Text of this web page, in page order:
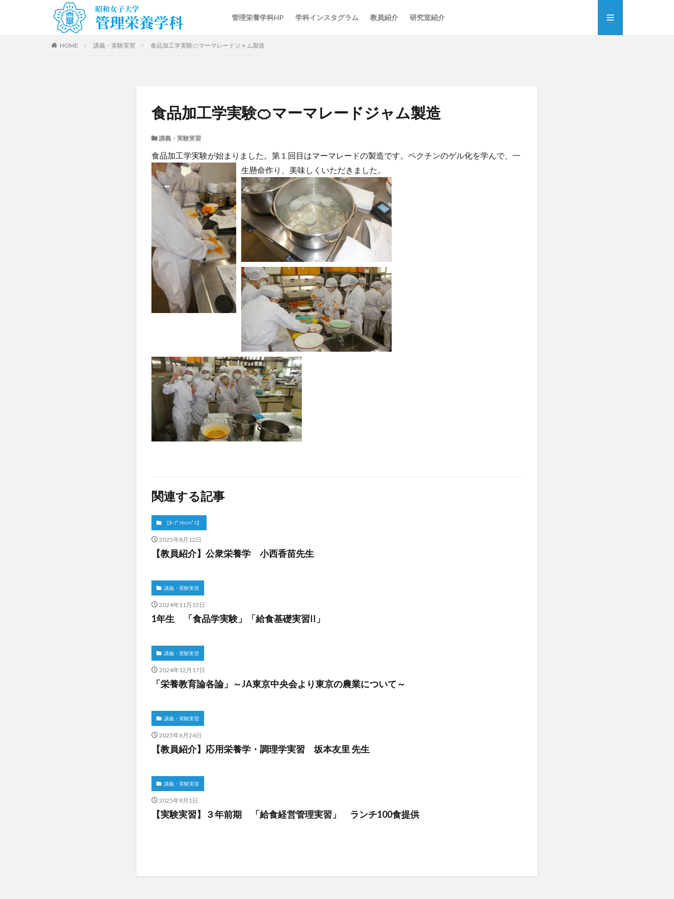
管理栄養学科HP 学科インスタグラム 教員紹介 研究室紹介
HOME 講義・実験実習 食品加工学実験🍊マーマレードジャム製造
食品加工学実験🍊マーマレードジャム製造
講義・実験実習
食品加工学実験が始まりました。第１回目はマーマレードの製造です。ペクチンのゲル化を学んで、一
生懸命作り、美味しくいただきました。
関連する記事
【ｵｰﾌﾟﾝｷｬﾝﾊﾟｽ】
2025年8月12日
【教員紹介】公衆栄養学 小西香苗先生
講義・実験実習
2024年11月15日
1年生 「食品学実験」「給食基礎実習II」
講義・実験実習
2024年12月17日
「栄養教育論各論」～JA東京中央会より東京の農業について～
講義・実験実習
2025年6月24日
【教員紹介】応用栄養学・調理学実習 坂本友里 先生
講義・実験実習
2025年9月1日
【実験実習】３年前期 「給食経営管理実習」 ランチ100食提供